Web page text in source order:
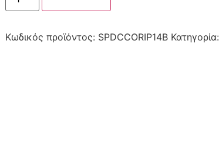
Κωδικός προϊόντος: SPDCCORIP14B Κατηγορία: